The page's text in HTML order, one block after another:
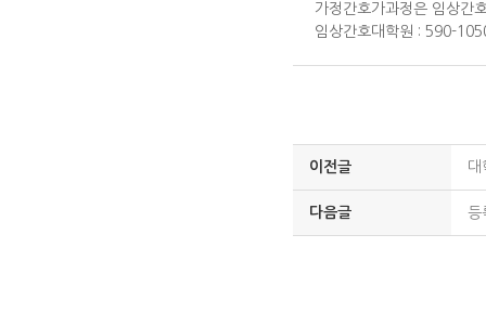
가정간호가과정은 임상간
임상간호대학원 : 590-
이전글 대
다음글 등